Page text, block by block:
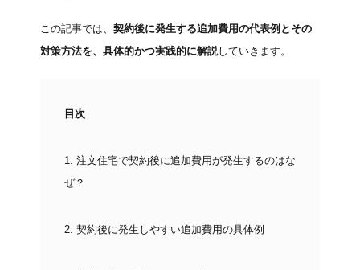
この記事では、 契約後に発生する追加費用の代表例とその
対策方法を、具体的かつ実践的に解説していきます。
目次
1. 注文住宅で契約後に追加費用が発生するのはな
ぜ？
2. 契約後に発生しやすい追加費用の具体例